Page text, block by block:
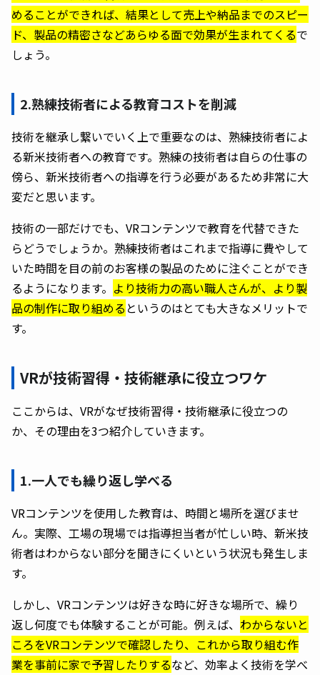
めることができれば、結果として売上や納品までのスピー
ド、製品の精密さなどあらゆる面で効果が生まれてくるで
しょう。
2.熟練技術者による教育コストを削減
技術を継承し繋いでいく上で重要なのは、熟練技術者によ
る新米技術者への教育です。熟練の技術者は自らの仕事の
傍ら、新米技術者への指導を行う必要があるため非常に大
変だと思います。
技術の一部だけでも、VRコンテンツで教育を代替できた
らどうでしょうか。熟練技術者はこれまで指導に費やして
いた時間を目の前のお客様の製品のために注ぐことができ
るようになります。 より技術力の高い職人さんが、より製
品の制作に取り組める というのはとても大きなメリットで
す。
VRが技術習得・技術継承に役立つワケ
ここからは、VRがなぜ技術習得・技術継承に役立つの
か、その理由を3つ紹介していきます。
1.一人でも繰り返し学べる
VRコンテンツを使用した教育は、時間と場所を選びませ
ん。実際、工場の現場では指導担当者が忙しい時、新米技
術者はわからない部分を聞きにくいという状況も発生しま
す。
しかし、VRコンテンツは好きな時に好きな場所で、繰り
返し何度でも体験することが可能。例えば、 わからないと
ころをVRコンテンツで確認したり、これから取り組む作
業を事前に家で予習したりするなど、効率よく技術を学べ